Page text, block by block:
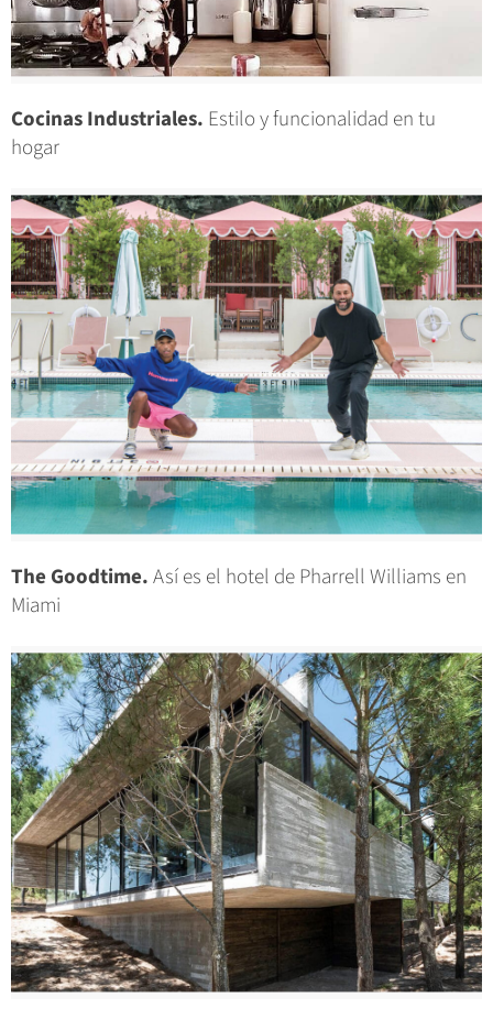
Cocinas Industriales. Estilo y funcionalidad en tu
hogar
The Goodtime.Así es el hotel de Pharrell Williams en
Miami